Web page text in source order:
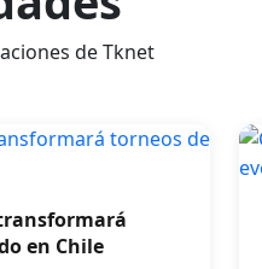
de Tknet
en Chile